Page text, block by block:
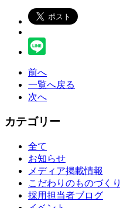
前へ
一覧へ戻る
次へ
カテゴリー
全て
お知らせ
メディア掲載情報
こだわりのものづくり
採用担当者ブログ